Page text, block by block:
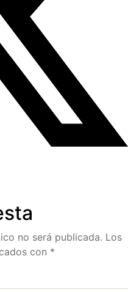
no será publicada. Los
con *